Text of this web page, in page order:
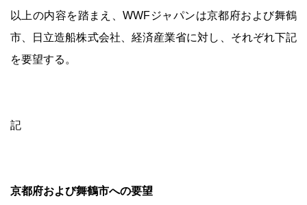
以上の内容を踏まえ、WWFジャパンは京都府および舞鶴
市、日立造船株式会社、経済産業省に対し、それぞれ下記
を要望する。
記
京都府および舞鶴市への要望